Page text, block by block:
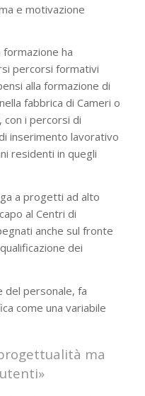
e motivazione
formazione ha
percorsi formativi
alla formazione di
fabbrica di Cameri o
con i percorsi di
inserimento lavorativo
residenti in quegli
a progetti ad alto
al Centri di
anche sul fronte
dei
del personale, fa
come una variabile
ma